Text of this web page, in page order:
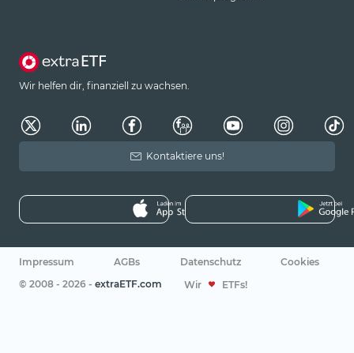
Wir helfen dir, finanziell zu wachsen.
Kontaktiere uns!
Impressum AGBs Datenschutz
Cookies
© 2008 - 2026 - extraETF.com Wir ETFs!